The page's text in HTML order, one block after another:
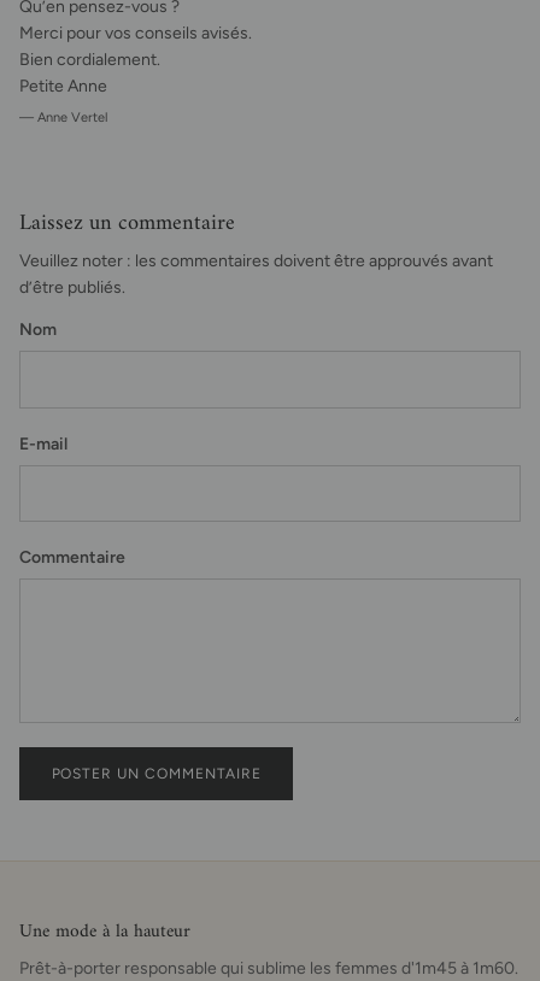
Qu’en pensez-vous ?
Merci pour vos conseils avisés.
Bien cordialement.
Petite Anne
— Anne Vertel
Laissez un commentaire
Veuillez noter : les commentaires doivent être approuvés avant
d’être publiés.
Nom
E-mail
Commentaire
POSTER UN COMMENTAIRE
Une mode à la hauteur
Prêt-à-porter responsable qui sublime les femmes d'1m45 à 1m60.